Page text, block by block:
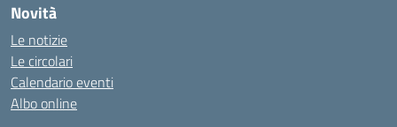
Novità
Le notizie
Le circolari
Calendario eventi
Albo online